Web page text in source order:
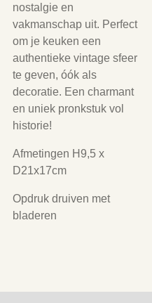
nostalgie en
vakmanschap uit. Perfect
om je keuken een
authentieke vintage sfeer
te geven, óók als
decoratie. Een charmant
en uniek pronkstuk vol
historie!
Afmetingen H9,5 x
D21x17cm
Opdruk druiven met
bladeren